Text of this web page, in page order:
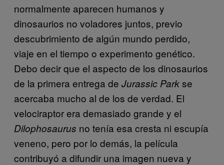
normalmente aparecen humanos y
dinosaurios no voladores juntos, previo
descubrimiento de algún mundo perdido,
viaje en el tiempo o experimento genético.
Debo decir que el aspecto de los dinosaurios
de la primera entrega de Jurassic Parkse
acercaba mucho al de los de verdad. El
velociraptor era demasiado grande y el
Dilophosaurus no tenía esa cresta ni escupía
veneno, pero por lo demás, la película
contribuyó a difundir una imagen nueva y